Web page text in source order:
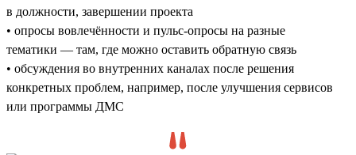
в должности, завершении проекта
• опросы вовлечённости и пульс-опросы на разные
тематики — там, где можно оставить обратную связь
• обсуждения во внутренних каналах после решения
конкретных проблем, например, после улучшения сервисов
или программы ДМС